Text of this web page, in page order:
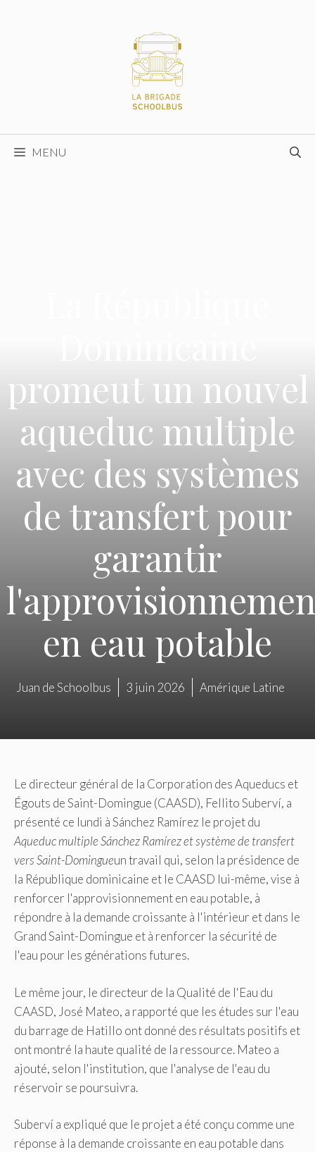
MENU
promeut un nouvel
aqueduc multiple
avec des systèmes
de transfert pour
garantir
en eau potable
Juan de Schoolbus 3 juin 2026 Amérique Latine
Le directeur général de la Corporation des Aqueducs et
Égouts de Saint-Domingue (CAASD), Fellito Suberví, a
présenté ce lundi à Sánchez Ramírez le projet du
Aqueduc multiple Sánchez Ramírez et système de transfert
vers Saint-Domingueun travail qui, selon la présidence de
la République dominicaine et le CAASD lui-même, vise à
renforcer l'approvisionnement en eau potable, à
répondre à la demande croissante à l'intérieur et dans le
Grand Saint-Domingue et à renforcer la sécurité de
l'eau pour les générations futures.
Le même jour, le directeur de la Qualité de l'Eau du
CAASD, José Mateo, a rapporté que les études sur l'eau
du barrage de Hatillo ont donné des résultats positifs et
ont montré la haute qualité de la ressource. Mateo a
ajouté, selon l'institution, que l'analyse de l'eau du
réservoir se poursuivra.
Suberví a expliqué que le projet a été conçu comme une
réponse à la demande croissante en eau potable dans